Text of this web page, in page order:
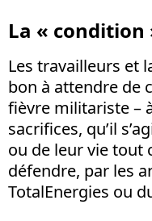
La « condition
Les travailleurs et
bon à attendre de
fièvre militariste –
sacrifices, qu’il
ou de leur vie tout
défendre, par les
TotalEnergies ou